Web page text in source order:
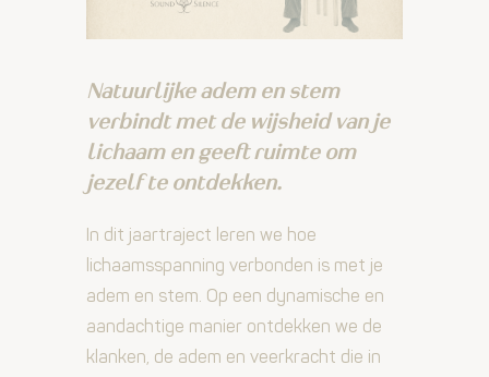
Natuurlijke adem en stem
verbindt met de wijsheid van je
lichaam en geeft ruimte om
jezelf te ontdekken.
In dit jaartraject leren we hoe
lichaamsspanning verbonden is met je
adem en stem. Op een dynamische en
aandachtige manier ontdekken we de
klanken, de adem en veerkracht die in